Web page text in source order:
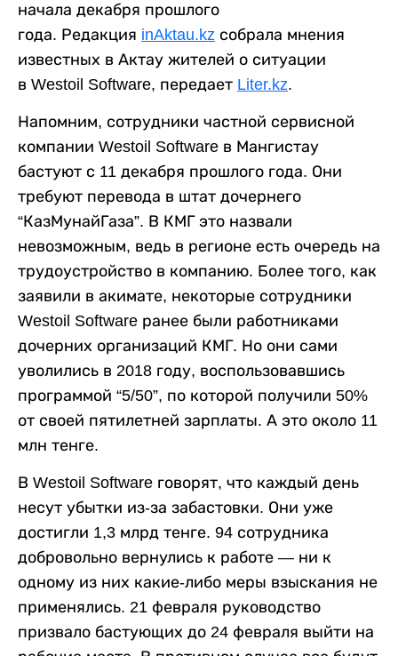
начала декабря прошлого
года. Редакция inAktau.kz собрала мнения
известных в Актау жителей о ситуации
в Westoil Software, передает Liter.kz.
Напомним, сотрудники частной сервисной
компании Westoil Software в Мангистау
бастуют с 11 декабря прошлого года. Они
требуют перевода в штат дочернего
“КазМунайГаза”. В КМГ это назвали
невозможным, ведь в регионе есть очередь на
трудоустройство в компанию. Более того, как
заявили в акимате, некоторые сотрудники
Westoil Software ранее были работниками
дочерних организаций КМГ. Но они сами
уволились в 2018 году, воспользовавшись
программой “5/50”, по которой получили 50%
от своей пятилетней зарплаты. А это около 11
млн тенге.
В Westoil Software говорят, что каждый день
несут убытки из-за забастовки. Они уже
достигли 1,3 млрд тенге. 94 сотрудника
добровольно вернулись к работе — ни к
одному из них какие-либо меры взыскания не
применялись. 21 февраля руководство
призвало бастующих до 24 февраля выйти на